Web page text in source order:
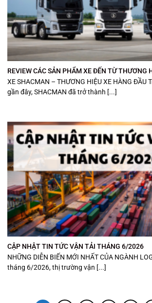
REVIEW CÁC SẢN PHẨM XE ĐẾN TỪ THƯƠNG
XE SHACMAN – THƯƠNG HIỆU XE HÀNG ĐẦU
gần đây, SHACMAN đã trở thành [...]
CẬP NHẬT TIN TỨC VẬN TẢI THÁNG 6/2026
NHỮNG DIỄN BIẾN MỚI NHẤT CỦA NGÀNH
tháng 6/2026, thị trường vận [...]